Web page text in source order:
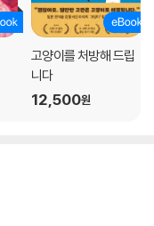
고양이를 처방해 드립
니다
12,500원